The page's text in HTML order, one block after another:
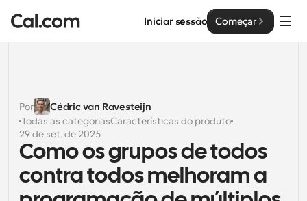
Iniciar sessão Começar
Soluções
Por tamanho da equipa
Para Indivíduos
Agendamento pessoal simplificado
Para Equipas
Empresa
Cal.ai
Por
Cédric van Ravesteijn
Todas as categoriasCaracterísticas do produto
29 de set. de 2025
Como os grupos de todos
contra todos melhoram a